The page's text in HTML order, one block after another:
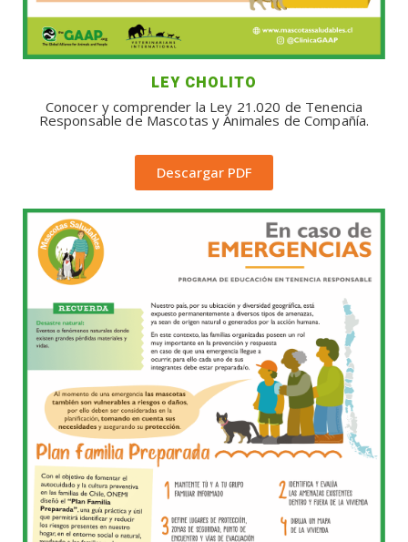
LEY CHOLITO
Conocer y comprender la Ley 21.020 de Tenencia
Responsable de Mascotas y Animales de Compañía.
Descargar PDF